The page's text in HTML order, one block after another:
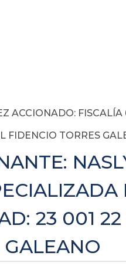
ACCIONADO:
TORRES
23 001